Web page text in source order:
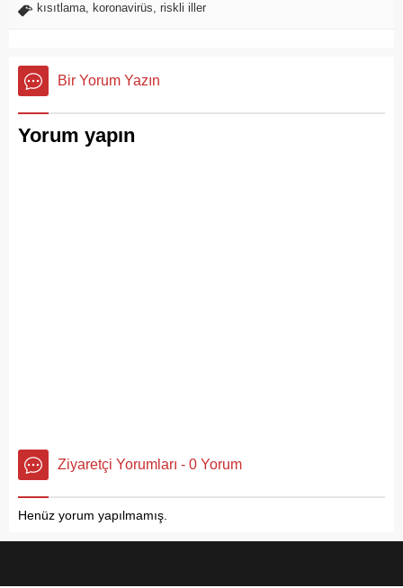
kısıtlama, koronavirüs, riskli iller
Bir Yorum Yazın
Yorum yapın
Ziyaretçi Yorumları - 0 Yorum
Henüz yorum yapılmamış.